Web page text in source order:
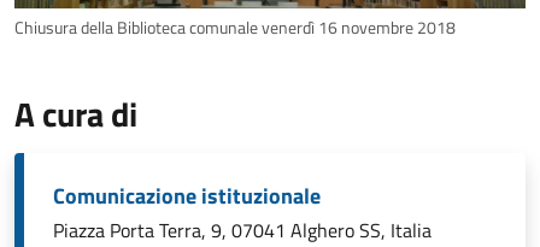
Chiusura della Biblioteca comunale venerdì 16 novembre 2018
A cura di
Comunicazione istituzionale
Piazza Porta Terra, 9, 07041 Alghero SS, Italia